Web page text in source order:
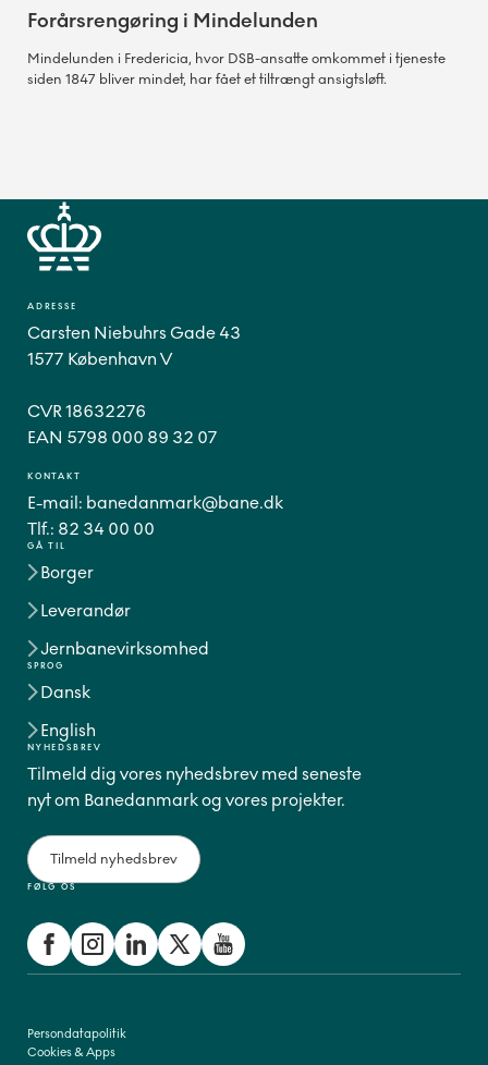
Forårsrengøring i Mindelunden
Mindelunden i Fredericia, hvor DSB-ansatte omkommet i tjeneste
siden 1847 bliver mindet, har fået et tiltrængt ansigtsløft.
GÅ TIL
Borger
Leverandør
Jernbanevirksomhed
SPROG
Dansk
English
FØLG OS
ADRESSE
Carsten Niebuhrs Gade 43
1577 København V
CVR 18632276
EAN 5798 000 89 32 07
KONTAKT
E-mail: banedanmark@bane.dk
Tlf.: 82 34 00 00
NYHEDSBREV
Tilmeld dig vores nyhedsbrev med seneste
nyt om Banedanmark og vores projekter.
Tilmeld nyhedsbrev
Persondatapolitik
Cookies & Apps